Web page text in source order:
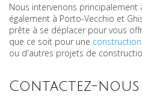
Nous intervenons principalement
également à Porto-Vecchio et
prête à se déplacer pour vous
que ce soit pour une
ou d'autres projets de
Contactez-nous